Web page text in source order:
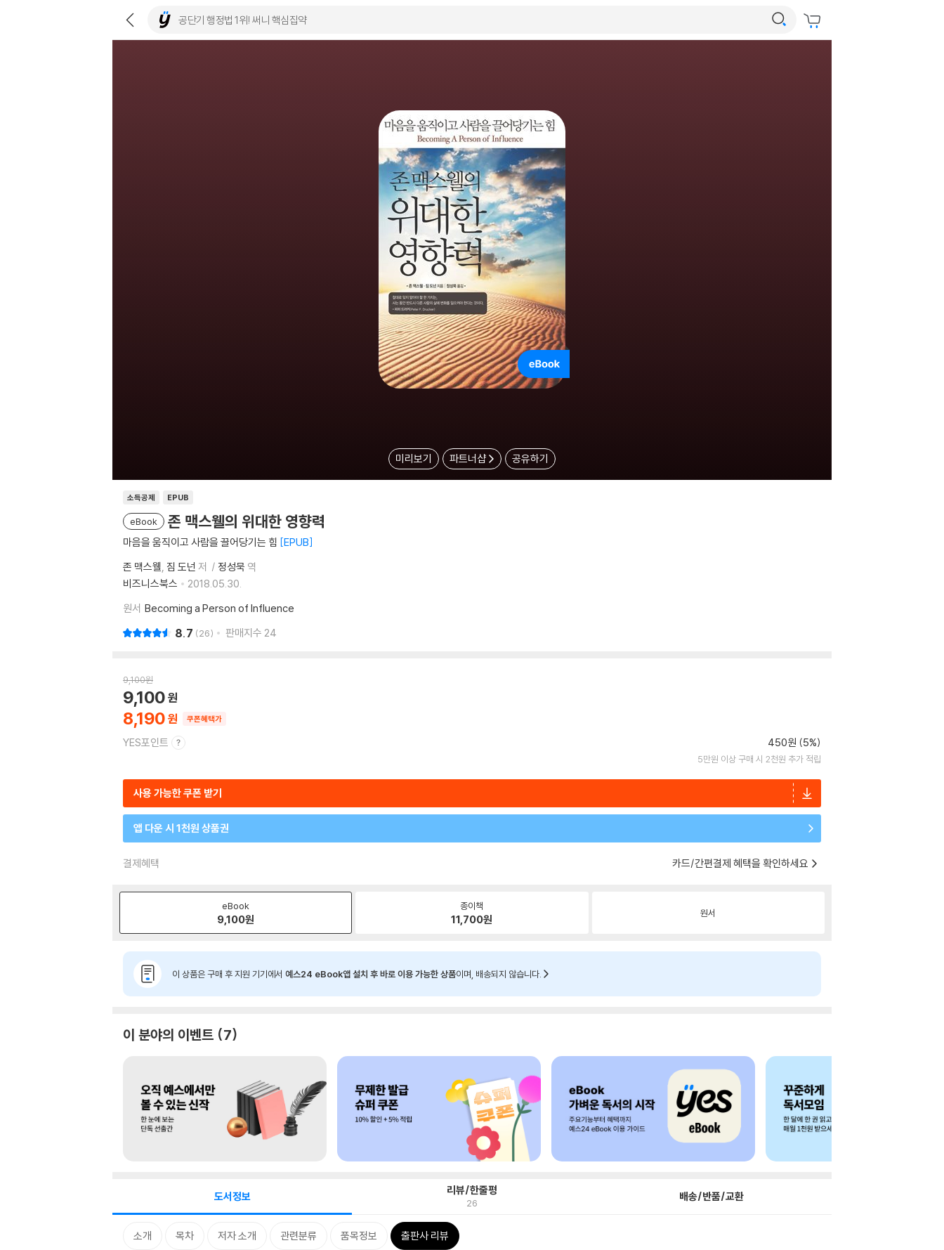
미리보기 파트너샵 공유하기
소득공제 EPUB
eBook 존 맥스웰의 위대한 영향력
마음을 움직이고 사람을 끌어당기는 힘 EPUB
존 맥스웰 짐 도넌 저 정성묵 역
비즈니스북스
2018.05.30.
원서 Becoming a Person of Influence
8.7 26 판매지수 24
9,100원
8,190
9,100
쿠폰혜택가
YES포인트 450원 (5%)
5만원 이상 구매 시 2천원 추가 적립
사용 가능한 쿠폰 받기
앱 다운 시 1천원 상품권
결제혜택 카드/간편결제 혜택을 확인하세요
eBook
9,100원
종이책
11,700원 원서
이 상품은 구매 후 지원 기기에서 예스24 eBook앱 설치 후 바로 이용 가능한 상품이며, 배송되지 않습니다.
이 분야의 이벤트 7
도서정보 리뷰/한줄평
26 배송/반품/교환
소개 목차 저자 소개 관련분류 품목정보 출판사 리뷰